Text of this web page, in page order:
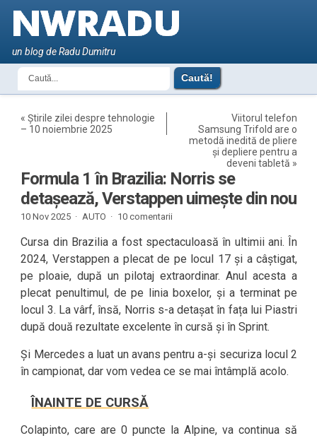
un blog de Radu Dumitru
«Știrile zilei despre tehnologie
– 10 noiembrie 2025
Viitorul telefon
Samsung Trifold are o
metodă inedită de pliere
și depliere pentru a
deveni tabletă »
Formula 1 în Brazilia: Norris se
detașează, Verstappen uimește din nou
10 Nov 2025 · AUTO · 10 comentarii
Cursa din Brazilia a fost spectaculoasă în ultimii ani. În
2024, Verstappen a plecat de pe locul 17 și a câștigat,
pe ploaie, după un pilotaj extraordinar. Anul acesta a
plecat penultimul, de pe linia boxelor, și a terminat pe
locul 3. La vârf, însă, Norris s-a detașat în fața lui Piastri
după două rezultate excelente în cursă și în Sprint.
Și Mercedes a luat un avans pentru a-și securiza locul 2
în campionat, dar vom vedea ce se mai întâmplă acolo.
ÎNAINTE DE CURSĂ
Colapinto, care are 0 puncte la Alpine, va continua să